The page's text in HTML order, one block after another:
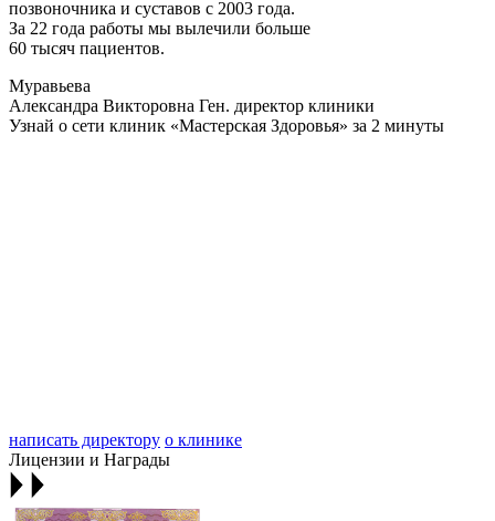
позвоночника и суставов с 2003 года.
За 22 года работы мы вылечили больше
60 тысяч пациентов.
Муравьева
Александра Викторовна Ген. директор клиники
Узнай о сети клиник «Мастерская Здоровья» за 2 минуты
написать директору о клинике
Лицензии и Награды